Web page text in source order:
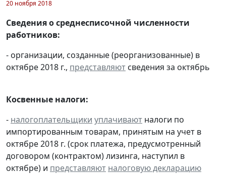
20 ноября 2018
Сведения о среднесписочной численности
работников:
- организации, созданные (реорганизованные) в
октябре 2018 г., представляют сведения за октябрь
Косвенные налоги:
- налогоплательщики уплачивают налоги по
импортированным товарам, принятым на учет в
октябре 2018 г. (срок платежа, предусмотренный
договором (контрактом) лизинга, наступил в
октябре) и представляют налоговую декларацию